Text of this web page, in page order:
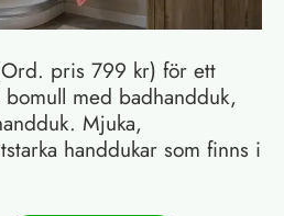
pris 799 kr) för ett
med badhandduk,
Mjuka,
handdukar som finns i